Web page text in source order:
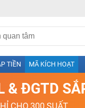
TIỀN MÃ KÍCH HOẠT
& ĐGTD
CHO 300 SUẤT